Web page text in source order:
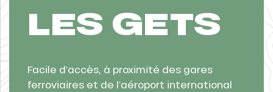
LES GETS
Facile d’accès, à proximité des gares
ferroviaires et de l’aéroport international